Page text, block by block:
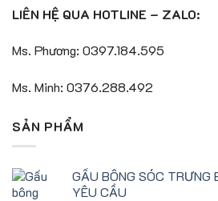
LIÊN HỆ QUA HOTLINE – ZALO:
Ms. Phương: 0397.184.595
Ms. Minh: 0376.288.492
SẢN PHẨM
GẤU BÔNG SÓC TRƯNG
YÊU CẦU